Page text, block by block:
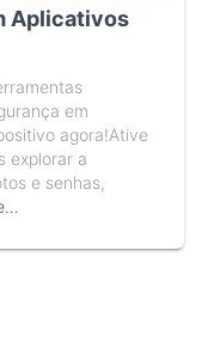
Aplicativos
em
agora!Ative
explorar a
e senhas,